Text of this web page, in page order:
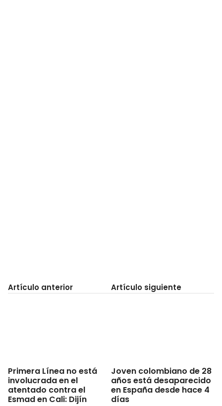
Artículo anterior
Primera Línea no está
involucrada en el
atentado contra el
Esmad en Cali: Dijín
Artículo siguiente
Joven colombiano de 28
años está desaparecido
en España desde hace 4
días